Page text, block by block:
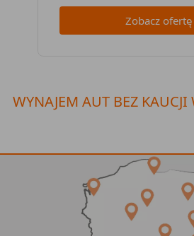
Zobacz ofertę
WYNAJEM AUT BEZ KAUCJI